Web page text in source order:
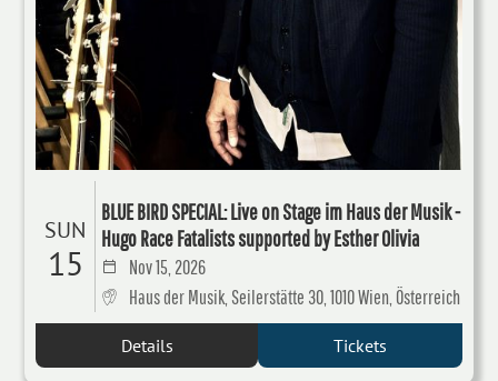
SUN
15
BLUE BIRD SPECIAL: Live on Stage im Haus der Musik -
Hugo Race Fatalists supported by Esther Olivia
Nov 15, 2026
Haus der Musik, Seilerstätte 30, 1010 Wien, Österreich
Details Tickets